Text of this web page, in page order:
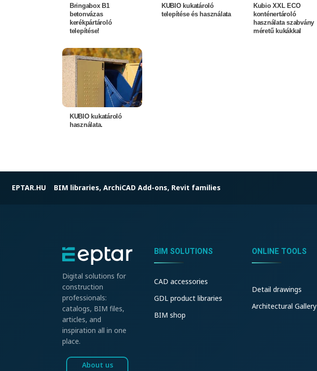
Bringabox B1
betonvázas
kerékpártároló
telepítése!
KUBIO kukatároló
telepítése és használata
Kubio XXL ECO
konténertároló
használata szabvány
méretű kukákkal
KUBIO kukatároló
használata.
EPTAR.HU BIM libraries, ArchiCAD Add-ons, Revit families
Digital solutions for
construction
professionals:
catalogs, BIM files,
articles, and
inspiration all in one
place.
About us
BIM SOLUTIONS
CAD accessories
GDL product libraries
BIM shop
ONLINE TOOLS
Detail drawings
Architectural Gallery